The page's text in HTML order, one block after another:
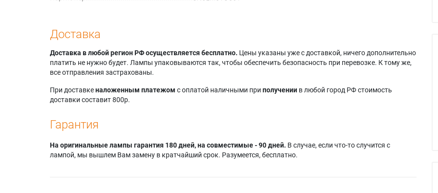
Доставка
Доставка в любой регион РФ осуществляется бесплатно. Цены указаны уже с доставкой, ничего дополнительно
платить не нужно будет. Лампы упаковываются так, чтобы обеспечить безопасность при перевозке. К тому же,
все отправления застрахованы.
При доставкеналоженным платежом с оплатой наличными при получении в любой город РФ стоимость
доставки составит 800р.
Гарантия
На оригинальные лампы гарантия 180 дней, на совместимые - 90 дней. В случае, если что-то случится с
лампой, мы вышлем Вам замену в кратчайший срок. Разумеется, бесплатно.